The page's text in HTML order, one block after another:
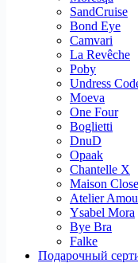
SandCruise
Bond Eye
Camvari
La Revêche
Poby
Undress
Moeva
One Four
Boglietti
DnuD
Opaak
Chantelle X
Maison Close
Atelier
Ysabel Mora
Bye Bra
Falke
Подарочный